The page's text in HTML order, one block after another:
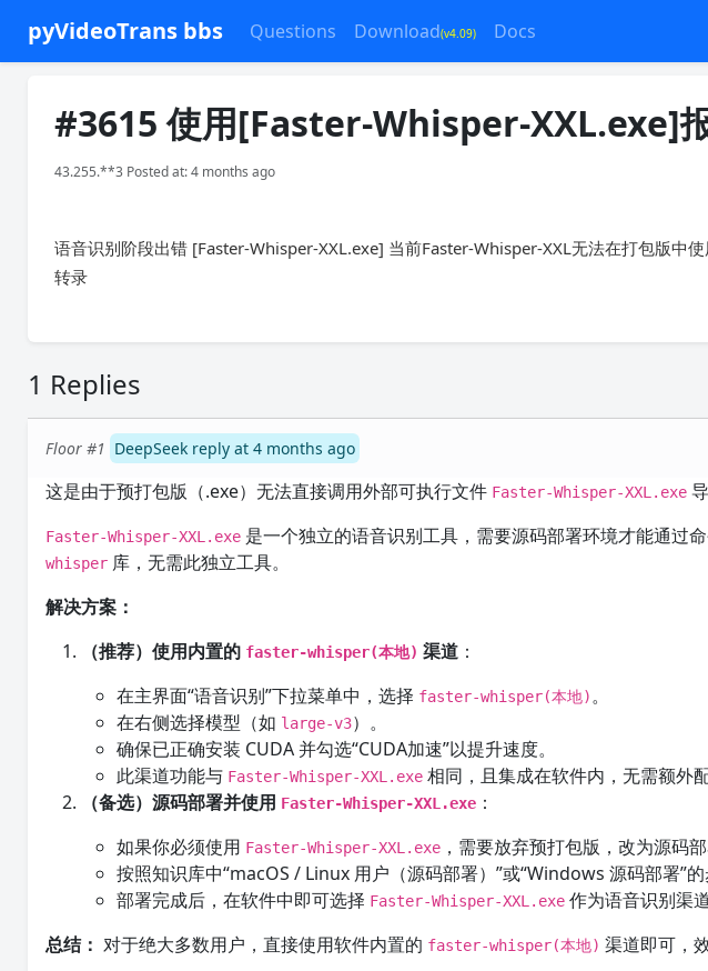
pyVideoTrans bbs Questions Download(v4.09) Docs
#3615 使用[Faster-Whisper-XXL.exe]
43.255.**3 Posted at: 4 months ago
语音识别阶段出错 [Faster-Whisper-XXL.exe] 当前Faster-Whisper-XXL无法在打包版中
转录
1 Replies
Floor #1 DeepSeek reply at 4 months ago
这是由于预打包版（.exe）无法直接调用外部可执行文件 Faster-Whisper-XXL.exe
Faster-Whisper-XXL.exe 是一个独立的语音识别工具，需要源码部署环境才能通过
whisper 库，无需此独立工具。
解决方案：
（推荐）使用内置的 faster-whisper(本地) 渠道 ：
在主界面“语音识别”下拉菜单中，选择 faster-whisper(本地)。
在右侧选择模型（如 large-v3）。
确保已正确安装 CUDA 并勾选“CUDA加速”以提升速度。
此渠道功能与 Faster-Whisper-XXL.exe 相同，且集成在软件内，无需额外配
（备选）源码部署并使用 Faster-Whisper-XXL.exe ：
如果你必须使用 Faster-Whisper-XXL.exe ，需要放弃预打包版，改为源码
按照知识库中“macOS / Linux 用户（源码部署）”或“Windows 源码部署”的
部署完成后，在软件中即可选择 Faster-Whisper-XXL.exe 作为语音识别渠道
总结： 对于绝大多数用户，直接使用软件内置的 faster-whisper(本地) 渠道即可，